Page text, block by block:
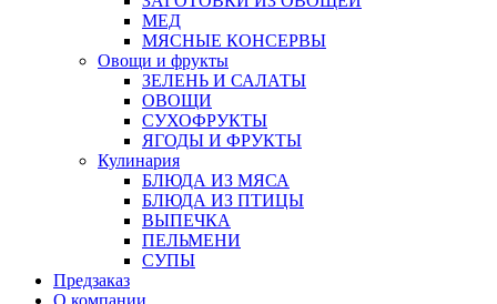
МЕД
МЯСНЫЕ КОНСЕРВЫ
Овощи и фрукты
ЗЕЛЕНЬ И САЛАТЫ
ОВОЩИ
СУХОФРУКТЫ
ЯГОДЫ И ФРУКТЫ
Кулинария
БЛЮДА ИЗ МЯСА
БЛЮДА ИЗ ПТИЦЫ
ВЫПЕЧКА
ПЕЛЬМЕНИ
СУПЫ
Предзаказ